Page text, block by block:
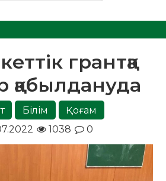
грантқа
қабылдануда
Білім
Қоғам
1038 0